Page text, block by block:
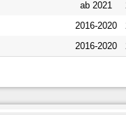
ab 2021
2016-2020
2016-2020